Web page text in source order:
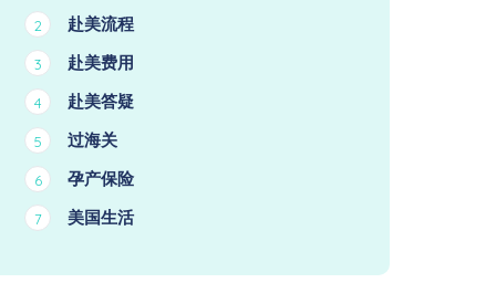
2 赴美流程
3 赴美费用
4 赴美答疑
5 过海关
6 孕产保险
7 美国生活